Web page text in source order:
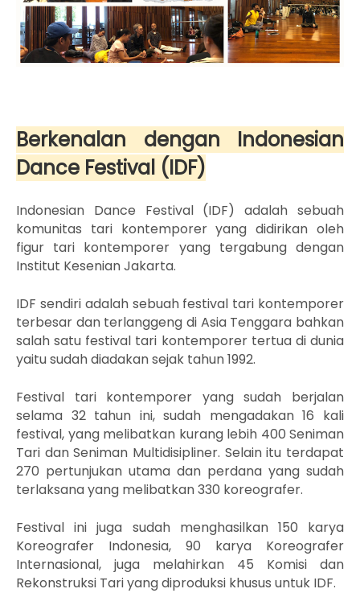
Berkenalan dengan Indonesian
Dance Festival (IDF)
Indonesian Dance Festival (IDF) adalah sebuah
komunitas tari kontemporer yang didirikan oleh
figur tari kontemporer yang tergabung dengan
Institut Kesenian Jakarta.
IDF sendiri adalah sebuah festival tari kontemporer
terbesar dan terlanggeng di Asia Tenggara bahkan
salah satu festival tari kontemporer tertua di dunia
yaitu sudah diadakan sejak tahun 1992.
Festival tari kontemporer yang sudah berjalan
selama 32 tahun ini, sudah mengadakan 16 kali
festival, yang melibatkan kurang lebih 400 Seniman
Tari dan Seniman Multidisipliner. Selain itu terdapat
270 pertunjukan utama dan perdana yang sudah
terlaksana yang melibatkan 330 koreografer.
Festival ini juga sudah menghasilkan 150 karya
Koreografer Indonesia, 90 karya Koreografer
Internasional, juga melahirkan 45 Komisi dan
Rekonstruksi Tari yang diproduksi khusus untuk IDF.